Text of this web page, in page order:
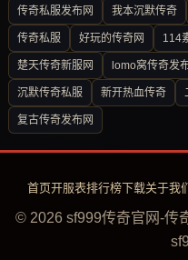
传奇私服发布网 我本沉默传奇
传奇私服 好玩的传奇网 114
楚天传奇新服网 lomo窝传奇发
沉默传奇私服 新开热血传奇
复古传奇发布网
首页开服表排行榜下载关于我
© 2026 sf999传奇官网-传